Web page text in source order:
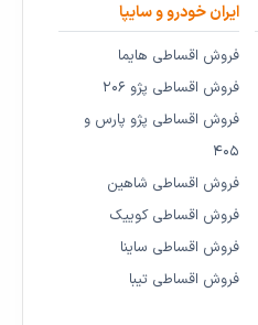
ایران خودرو و سایپا
فروش اقساطی هایما
فروش اقساطی پژو ۲۰۶
فروش اقساطی پژو پارس و
۴۰۵
فروش اقساطی شاهین
فروش اقساطی کوییک
فروش اقساطی ساینا
فروش اقساطی تیبا